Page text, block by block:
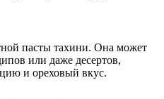
пасты тахини. Она может
или даже десертов,
и ореховый вкус.